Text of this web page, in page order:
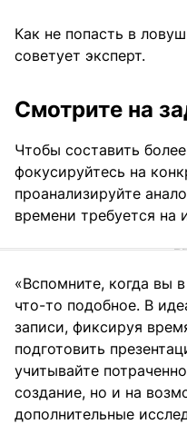
Как не попасть в
советует эксперт.
Смотрите на
Чтобы составить
фокусируйтесь на
проанализируйте
времени требуется на
«Вспомните, когда вы
что-то подобное. В
записи, фиксируя
подготовить
учитывайте
создание, но и на
дополнительные